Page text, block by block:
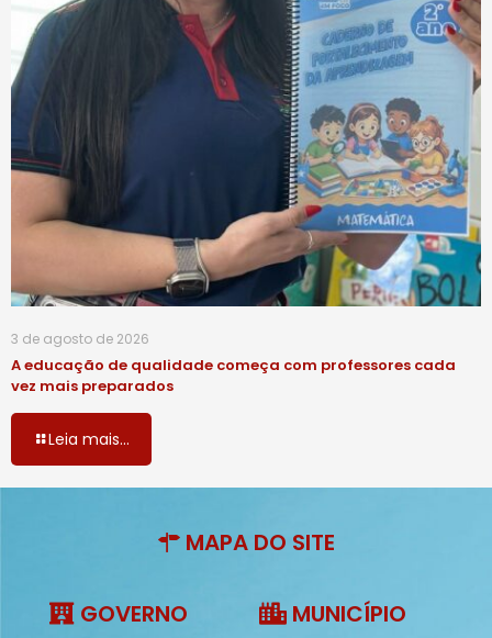
3 de agosto de 2026
A educação de qualidade começa com professores cada
vez mais preparados
Leia mais...
MAPA DO SITE
GOVERNO MUNICÍPIO